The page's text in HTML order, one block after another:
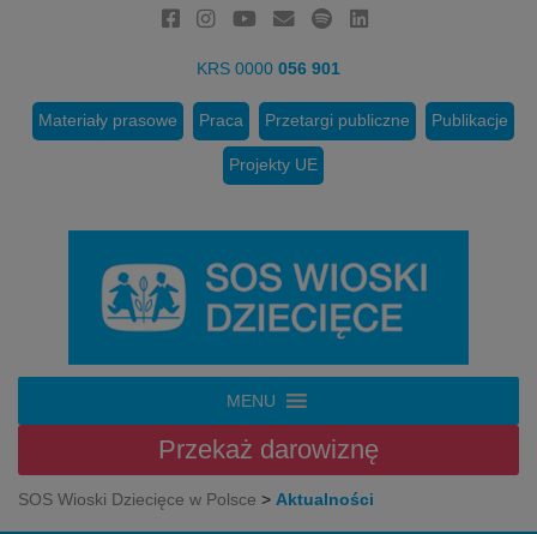
KRS 0000 056 901
Materiały prasowe Praca Przetargi publiczne Publikacje
Projekty UE
MENU
Przekaż darowiznę
SOS Wioski Dziecięce w Polsce > Aktualności